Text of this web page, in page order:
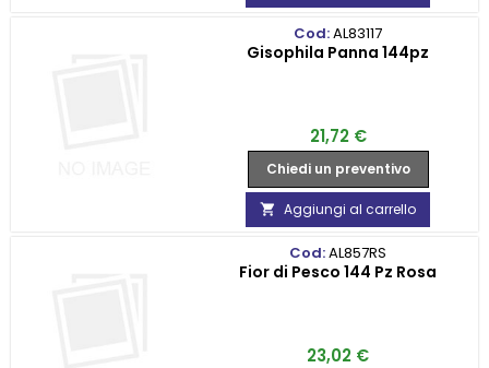
Cod:AL83117
Gisophila Panna 144pz
Prezzo
21,72 €
Chiedi un preventivo
 Aggiungi al carrello
Cod:AL857RS
Fior di Pesco 144 Pz Rosa
Prezzo
23,02 €